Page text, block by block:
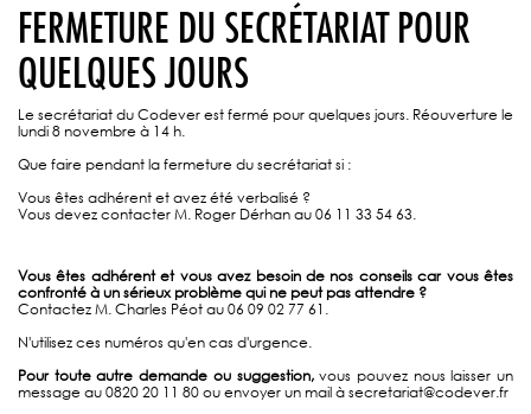
FERMETURE DU SECRÉTARIAT POUR
QUELQUES JOURS
Le secrétariat du Codever est fermé pour quelques jours. Réouverture le
lundi 8 novembre à 14 h.
Que faire pendant la fermeture du secrétariat si :
Vous êtes adhérent et avez été verbalisé ?
Vous devez contacter M. Roger Dérhan au 06 11 33 54 63.
Vous êtes adhérent et vous avez besoin de nos conseils car vous êtes
confronté à un sérieux problème qui ne peut pas attendre ?
Contactez M. Charles Péot au 06 09 02 77 61.
N'utilisez ces numéros qu'en cas d'urgence.
Pour toute autre demande ou suggestion,vous pouvez nous laisser un
message au 0820 20 11 80 ou envoyer un mail à secretariat@codever.fr